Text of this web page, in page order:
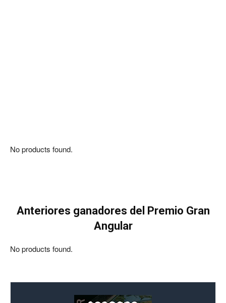
No products found.
Anteriores ganadores del Premio Gran
Angular
No products found.